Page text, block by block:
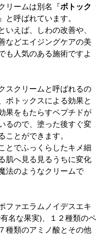
リームは別名『ボトック
と呼ばれています。
いえば、しわの改善や、
などエイジングケアの美
も人気のある施術ですよ
スクリームと呼ばれるの
ボトックスによる効果と
果をもたらすペプチドが
るので、塗った後すぐ変
ことができます。
とでふっくらしたキメ細
肌へ見る見るうちに変化
法のようなクリームで
ファエラムノイデスエキ
名な果実)、１２種類のペ
種類のアミノ酸とその他